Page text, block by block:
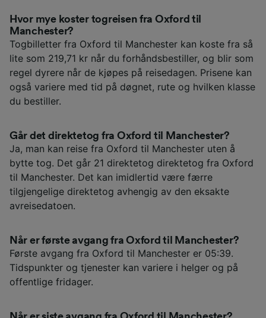
Hvor mye koster togreisen fra Oxford til
Manchester?
Togbilletter fra Oxford til Manchester kan koste fra så
lite som 219,71 kr når du forhåndsbestiller, og blir som
regel dyrere når de kjøpes på reisedagen. Prisene kan
også variere med tid på døgnet, rute og hvilken klasse
du bestiller.
Går det direktetog fra Oxford til Manchester?
Ja, man kan reise fra Oxford til Manchester uten å
bytte tog. Det går 21 direktetog direktetog fra Oxford
til Manchester. Det kan imidlertid være færre
tilgjengelige direktetog avhengig av den eksakte
avreisedatoen.
Når er første avgang fra Oxford til Manchester?
Første avgang fra Oxford til Manchester er 05:39.
Tidspunkter og tjenester kan variere i helger og på
offentlige fridager.